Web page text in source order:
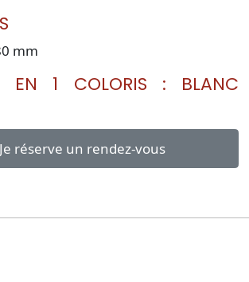
mm
EN 1 COLORIS : BLANC
Je réserve un rendez-vous